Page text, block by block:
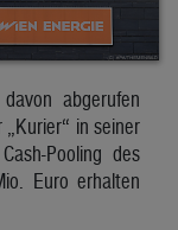
abgerufen
in seiner
Pooling des
Euro erhalten